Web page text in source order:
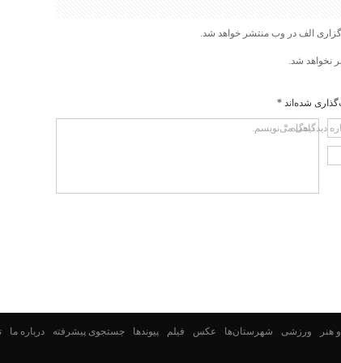
الف در وب منتشر خواهد شد.
نخواهد شد.
شده‌اند *
دیدگاه*
دیدگاهی می‌نویسم.
هنر ورزشی شهرستان‌ها عکس فیلم پیوندها جستجوی پیشرفته درباره ما